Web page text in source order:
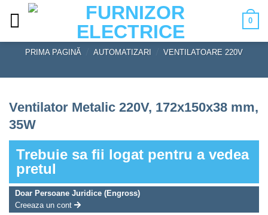
0
PRIMA PAGINĂ AUTOMATIZARI VENTILATOARE 220V
Ventilator Metalic 220V, 172x150x38 mm,
35W
Trebuie sa fii logat pentru a vedea
pretul
Doar Persoane Juridice (Engross)
Creeaza un cont